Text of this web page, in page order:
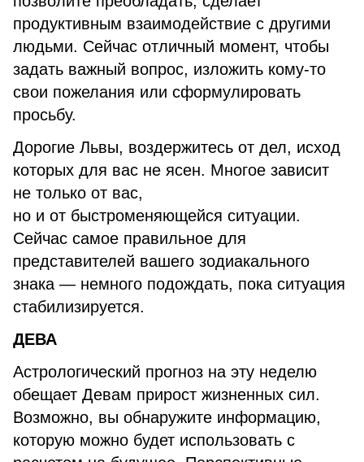
продуктивным взаимодействие с другими
людьми. Сейчас отличный момент, чтобы
задать важный вопрос, изложить кому-то
свои пожелания или сформулировать
просьбу.
Дорогие Львы, воздержитесь от дел, исход
которых для вас не ясен. Многое зависит
не только от вас,
но и от быстроменяющейся ситуации.
Сейчас самое правильное для
представителей вашего зодиакального
знака — немного подождать, пока ситуация
стабилизируется.
ДЕВА
Астрологический прогноз на эту неделю
обещает Девам прирост жизненных сил.
Возможно, вы обнаружите информацию,
которую можно будет использовать с